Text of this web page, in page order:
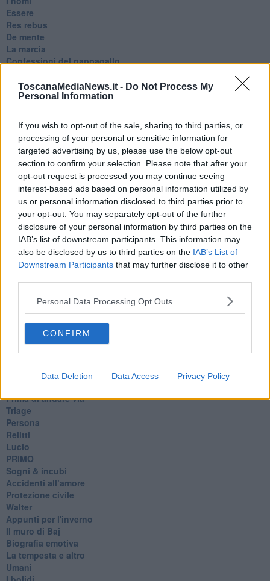
ToscanaMediaNews.it - Do Not Process My
Personal Information
If you wish to opt-out of the sale, sharing to third parties, or
processing of your personal or sensitive information for
targeted advertising by us, please use the below opt-out
section to confirm your selection. Please note that after your
opt-out request is processed you may continue seeing
interest-based ads based on personal information utilized by
us or personal information disclosed to third parties prior to
your opt-out. You may separately opt-out of the further
disclosure of your personal information by third parties on the
IAB’s list of downstream participants. This information may
also be disclosed by us to third parties on the IAB’s List of
Downstream Participants that may further disclose it to other
Personal Data Processing Opt Outs
CONFIRM
Data Deletion Data Access Privacy Policy
Essere
Res rebus
De mente
La marcia
Confessioni del pappagallo
Sono solo parole
Odi et amo
Vitamina D
La strada
Caso & cambiamento
Com'esuli pensieri
La trappola di Tucidide, o della 3ª C
L'evoluzione umana
Ad Astra
Storia di io - Quasi un compito in classe
Quasi una lezione
Spleen
Lettera a un amico
Lettera al sultano
I sogni del mattino
Via Firenze
Album
I libri
Passo a due
Prima di andare via
Triage
Persona
Relitti
Lucio
PRIMO
Sogni & incubi
Accidenti all’amore
Protezione civile
Walter
Appunti per l'inverno
Il muro di Baj
Biografia emotiva
La tempesta e altro
Umani